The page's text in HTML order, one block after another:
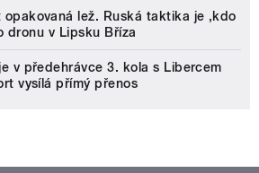
lež. Ruská taktika je ‚kdo
dronu v Lipsku Bříza
v předehrávce 3. kola s Libercem
vysílá přímý přenos